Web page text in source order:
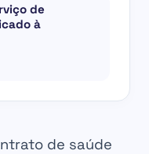
de
à
de saúde